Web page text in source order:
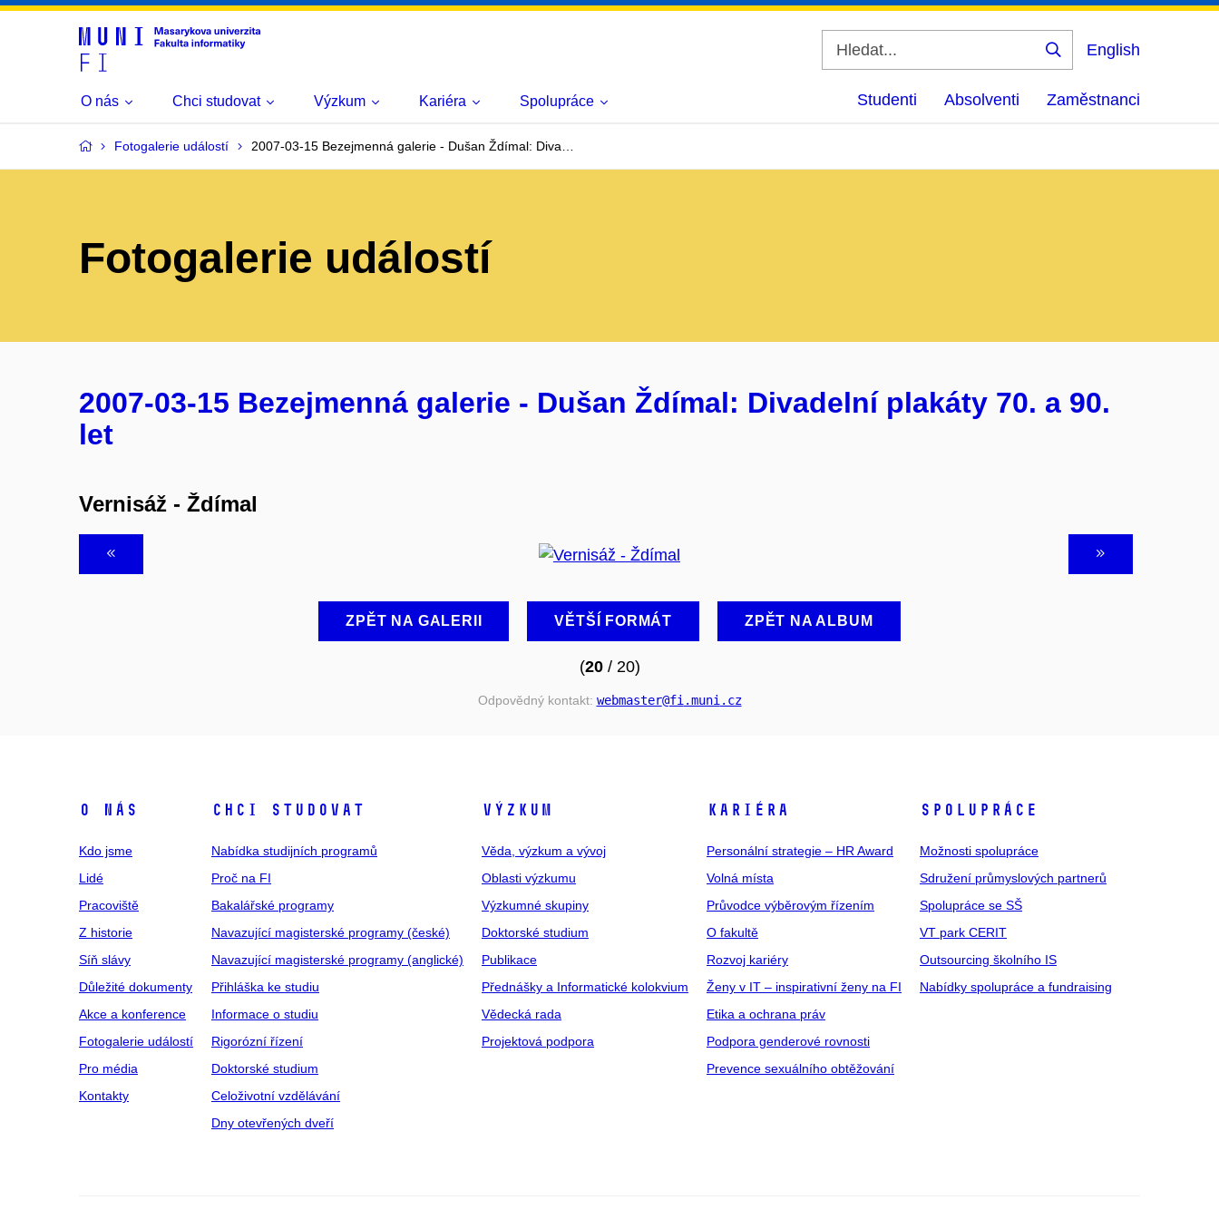
Vyhledat
English
O nás Chci studovat Výzkum Kariéra Spolupráce Studenti Absolventi Zaměstnanci
Fotogalerie událostí 2007-03-15 Bezejmenná galerie - Dušan Ždímal: Diva…
Fotogalerie událostí
2007-03-15 Bezejmenná galerie - Dušan Ždímal: Divadelní plakáty 70. a 90.
let
Vernisáž - Ždímal
ZPĚT NA GALERII VĚTŠÍ FORMÁT ZPĚT NA ALBUM
(20/ 20)
Odpovědný kontakt: webmaster@fi .muni .cz
O NÁS
Kdo jsme
Lidé
Pracoviště
Z historie
Síň slávy
Důležité dokumenty
Akce a konference
Fotogalerie událostí
Pro média
Kontakty
CHCI STUDOVAT
Nabídka studijních programů
Proč na FI
Bakalářské programy
Navazující magisterské programy (české)
Navazující magisterské programy (anglické)
Přihláška ke studiu
Informace o studiu
Rigorózní řízení
Doktorské studium
Celoživotní vzdělávání
Dny otevřených dveří
VÝZKUM
Věda, výzkum a vývoj
Oblasti výzkumu
Výzkumné skupiny
Doktorské studium
Publikace
Přednášky a Informatické kolokvium
Vědecká rada
Projektová podpora
KARIÉRA
Personální strategie – HR Award
Volná místa
Průvodce výběrovým řízením
O fakultě
Rozvoj kariéry
Ženy v IT – inspirativní ženy na FI
Etika a ochrana práv
Podpora genderové rovnosti
Prevence sexuálního obtěžování
SPOLUPRÁCE
Možnosti spolupráce
Sdružení průmyslových partnerů
Spolupráce se SŠ
VT park CERIT
Outsourcing školního IS
Nabídky spolupráce a fundraising